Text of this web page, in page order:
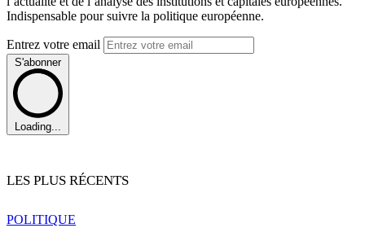
Indispensable pour suivre la politique européenne.
Entrez votre email
S'abonner
Loading...
LES PLUS RÉCENTS
POLITIQUE